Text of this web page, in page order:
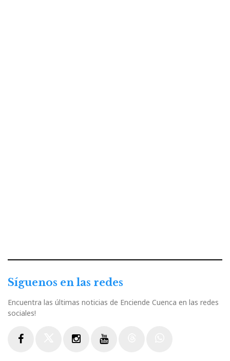
Síguenos en las redes
Encuentra las últimas noticias de Enciende Cuenca en las redes
sociales!